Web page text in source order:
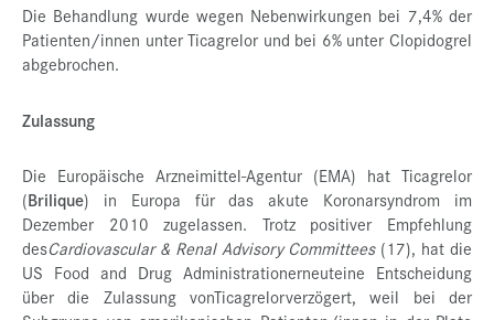
Die Behandlung wurde wegen Nebenwirkungen bei 7,4% der
Patienten/innen unter Ticagrelor und bei 6% unter Clopidogrel
abgebrochen.
Zulassung
Die Europäische Arzneimittel-Agentur (EMA) hat Ticagrelor
(Brilique) in Europa für das akute Koronarsyndrom im
Dezember 2010 zugelassen. Trotz positiver Empfehlung
desCardiovascular & Renal Advisory Committees(17), hat die
US Food and Drug Administrationerneuteine Entscheidung
über die Zulassung vonTicagrelorverzögert, weil bei der